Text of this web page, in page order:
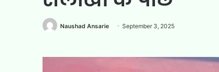
Naushad Ansarie September 3, 2025